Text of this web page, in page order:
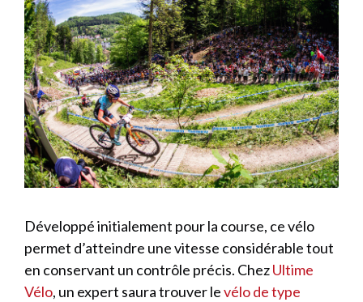
Développé initialement pour la course, ce vélo
permet d’atteindre une vitesse considérable tout
en conservant un contrôle précis. ChezUltime
Vélo, un expert saura trouver levélo de type